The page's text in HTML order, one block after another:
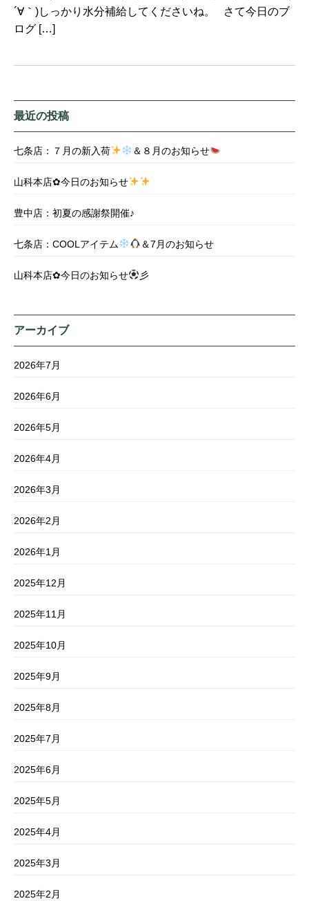
´∀｀)しっかり水分補給してくださいね。 さて今日のブ
ログ […]
最近の投稿
七条店：７月の新入荷 ＆８月のお知らせ
山科本店✿今日のお知らせ
豊中店：初夏の感謝祭開催♪
七条店：COOLアイテム ＆7月のお知らせ
山科本店✿今日のお知らせ 彡
アーカイブ
2026年7月
2026年6月
2026年5月
2026年4月
2026年3月
2026年2月
2026年1月
2025年12月
2025年11月
2025年10月
2025年9月
2025年8月
2025年7月
2025年6月
2025年5月
2025年4月
2025年3月
2025年2月